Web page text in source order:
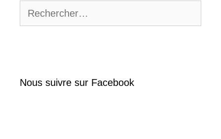
Nous suivre sur Facebook